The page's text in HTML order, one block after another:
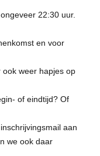
22:30 uur.
en voor
weer hapjes op
of eindtijd? Of
aan
we ook daar